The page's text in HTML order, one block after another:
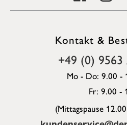
Kontakt &
+49 (0)
Mo - Do: 9.00 -
Fr: 9.00 -
(Mittagspause